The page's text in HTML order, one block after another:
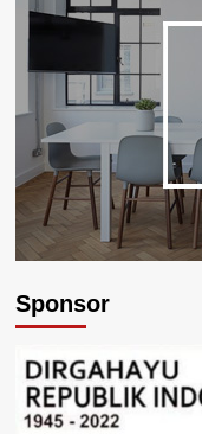
Sponsor